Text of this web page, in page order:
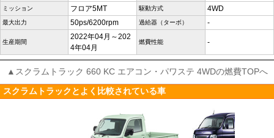
ミッション フロア5MT 駆動方式 4WD
最大出力 50ps/6200rpm 過給器（ターボ） -
生産期間
2022年04月～202
4年04月
燃費性能 -
▲スクラムトラック 660 KC エアコン・パワステ 4WDの燃費TOPへ
スクラムトラックとよく比較されている車